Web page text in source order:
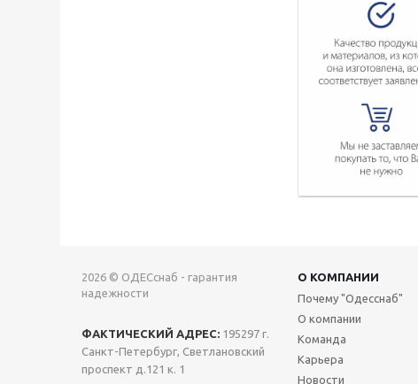
2026 © ОДЕСснаб - гарантия
надежности
ФАКТИЧЕСКИЙ АДРЕС: 195297 г.
Санкт-Петербург, Светлановский
проспект д.121 к. 1
О КОМПАНИИ
Почему "Одесснаб"
О компании
Команда
Карьера
Новости